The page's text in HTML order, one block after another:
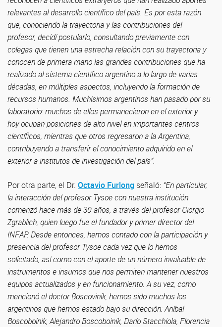
relevantes al desarrollo científico del país. Es por esta razón
que, conociendo la trayectoria y las contribuciones del
profesor, decidí postularlo, consultando previamente con
colegas que tienen una estrecha relación con su trayectoria y
conocen de primera mano las grandes contribuciones que ha
realizado al sistema científico argentino a lo largo de varias
décadas, en múltiples aspectos, incluyendo la formación de
recursos humanos. Muchísimos argentinos han pasado por su
laboratorio: muchos de ellos permanecieron en el exterior y
hoy ocupan posiciones de alto nivel en importantes centros
científicos, mientras que otros regresaron a la Argentina,
contribuyendo a transferir el conocimiento adquirido en el
exterior a institutos de investigación del país”.
Por otra parte, el Dr. Octavio Furlong señaló: “En particular,
la interacción del profesor Tysoe con nuestra institución
comenzó hace más de 30 años, a través del profesor Giorgio
Zgrablich, quien luego fue el fundador y primer director del
INFAP. Desde entonces, hemos contado con la participación y
presencia del profesor Tysoe cada vez que lo hemos
solicitado, así como con el aporte de un número invaluable de
instrumentos e insumos que nos permiten mantener nuestros
equipos actualizados y en funcionamiento. A su vez, como
mencionó el doctor Boscovinik, hemos sido muchos los
argentinos que hemos estado bajo su dirección: Aníbal
Boscoboinik, Alejandro Boscoboinik, Darío Stacchiola, Florencia